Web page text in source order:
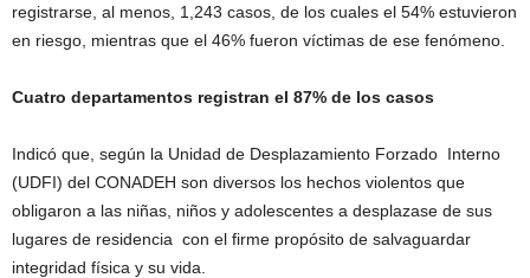
registrarse, al menos, 1,243 casos, de los cuales el 54% estuvieron
en riesgo, mientras que el 46% fueron víctimas de ese fenómeno.
Cuatro departamentos registran el 87% de los casos
Indicó que, según la Unidad de Desplazamiento Forzado Interno
(UDFI) del CONADEH son diversos los hechos violentos que
obligaron a las niñas, niños y adolescentes a desplazase de sus
lugares de residencia con el firme propósito de salvaguardar
integridad física y su vida.